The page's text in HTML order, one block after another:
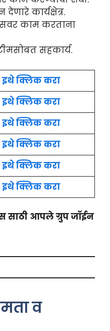
देणारे कार्यक्षेत्र.
काम करताना
सहकार्य.
इथे क्लिक करा
इथे क्लिक करा
इथे क्लिक करा
इथे क्लिक करा
इथे क्लिक करा
इथे क्लिक करा
साठी आपले ग्रुप जॉईन
व